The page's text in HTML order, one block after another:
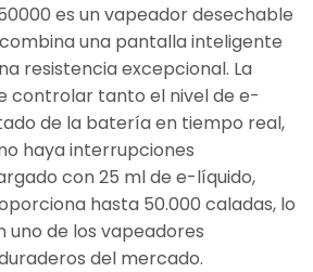
es un vapeador desechable
una pantalla inteligente
resistencia excepcional. La
controlar tanto el nivel de e-
de la batería en tiempo real,
haya interrupciones
con 25 ml de e-líquido,
hasta 50.000 caladas, lo
uno de los vapeadores
del mercado.